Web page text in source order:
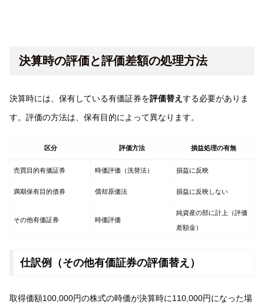
決算時の評価と評価差額の処理方法
決算時には、保有している有価証券を評価替え する必要がありま
す。評価の方法は、保有目的によって異なります。
区分 評価方法 損益処理の有無
売買目的有価証券 時価評価（洗替法） 損益に反映
満期保有目的債券 償却原価法 損益に反映しない
その他有価証券 時価評価
純資産の部に計上（評価
差額金）
仕訳例（その他有価証券の評価替え）
取得価額100,000円の株式の時価が決算時に110,000円になった場